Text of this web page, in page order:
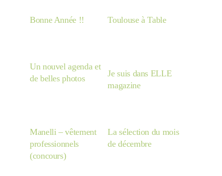
Bonne Année !! Toulouse à Table
Un nouvel agenda et
de belles photos
Je suis dans ELLE
magazine
Manelli – vêtement
professionnels
(concours)
La sélection du mois
de décembre